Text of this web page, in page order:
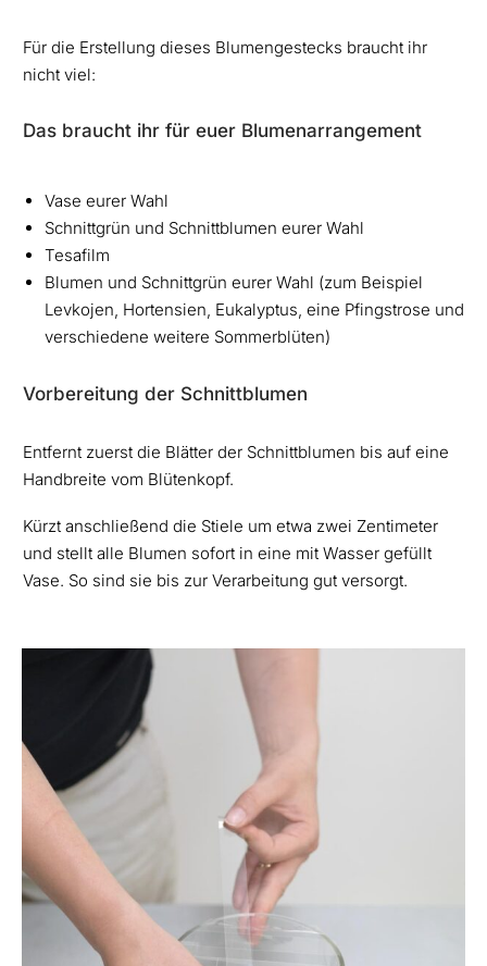
Für die Erstellung dieses Blumengestecks braucht ihr
nicht viel:
Das braucht ihr für euer Blumenarrangement
Vase eurer Wahl
Schnittgrün und Schnittblumen eurer Wahl
Tesafilm
Blumen und Schnittgrün eurer Wahl (zum Beispiel
Levkojen, Hortensien, Eukalyptus, eine Pfingstrose und
verschiedene weitere Sommerblüten)
Vorbereitung der Schnittblumen
Entfernt zuerst die Blätter der Schnittblumen bis auf eine
Handbreite vom Blütenkopf.
Kürzt anschließend die Stiele um etwa zwei Zentimeter
und stellt alle Blumen sofort in eine mit Wasser gefüllt
Vase. So sind sie bis zur Verarbeitung gut versorgt.